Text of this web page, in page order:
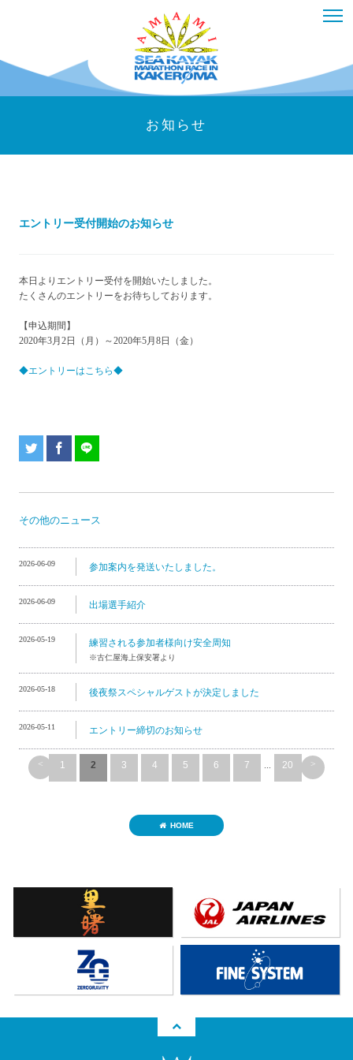
お知らせ
エントリー受付開始のお知らせ
本日よりエントリー受付を開始いたしました。
たくさんのエントリーをお待ちしております。
【申込期間】
2020年3月2日（月）～2020年5月8日（金）
◆エントリーはこちら◆
その他のニュース
2026-06-09 参加案内を発送いたしました。
2026-06-09 出場選手紹介
2026-05-19 練習される参加者様向け安全周知
※古仁屋海上保安署より
2026-05-18 後夜祭スペシャルゲストが決定しました
2026-05-11 エントリー締切のお知らせ
< 1 2 3 4 5 6 7 ... 20 >
HOME